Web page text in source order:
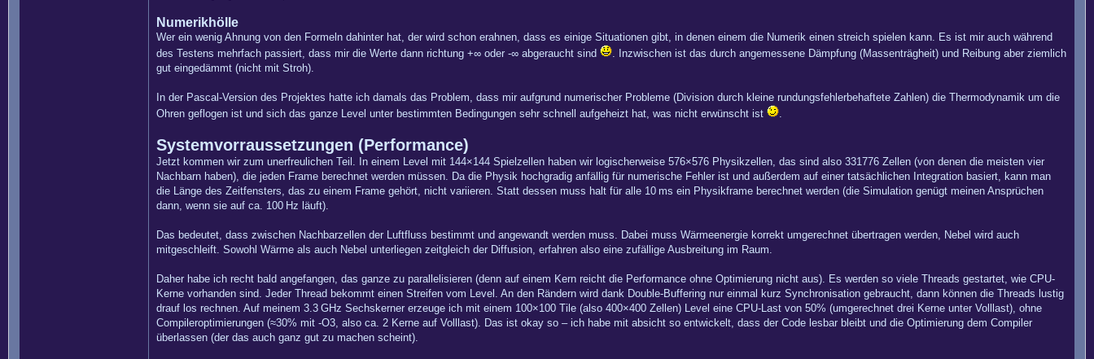
Numerikhölle
Wer ein wenig Ahnung von den Formeln dahinter hat, der wird schon erahnen, dass es einige Situationen gibt, in denen einem die Numerik einen streich spielen kann. Es ist mir auch während
des Testens mehrfach passiert, dass mir die Werte dann richtung +∞ oder -∞ abgeraucht sind
. Inzwischen ist das durch angemessene Dämpfung (Massenträgheit) und Reibung aber ziemlich
gut eingedämmt (nicht mit Stroh).
In der Pascal-Version des Projektes hatte ich damals das Problem, dass mir aufgrund numerischer Probleme (Division durch kleine rundungsfehlerbehaftete Zahlen) die Thermodynamik um die
Ohren geflogen ist und sich das ganze Level unter bestimmten Bedingungen sehr schnell aufgeheizt hat, was nicht erwünscht ist
.
Systemvorraussetzungen (Performance)
Jetzt kommen wir zum unerfreulichen Teil. In einem Level mit 144×144 Spielzellen haben wir logischerweise 576×576 Physikzellen, das sind also 331776 Zellen (von denen die meisten vier
Nachbarn haben), die jeden Frame berechnet werden müssen. Da die Physik hochgradig anfällig für numerische Fehler ist und außerdem auf einer tatsächlichen Integration basiert, kann man
die Länge des Zeitfensters, das zu einem Frame gehört, nicht variieren. Statt dessen muss halt für alle 10 ms ein Physikframe berechnet werden (die Simulation genügt meinen Ansprüchen
dann, wenn sie auf ca. 100 Hz läuft).
Das bedeutet, dass zwischen Nachbarzellen der Luftfluss bestimmt und angewandt werden muss. Dabei muss Wärmeenergie korrekt umgerechnet übertragen werden, Nebel wird auch
mitgeschleift. Sowohl Wärme als auch Nebel unterliegen zeitgleich der Diffusion, erfahren also eine zufällige Ausbreitung im Raum.
Daher habe ich recht bald angefangen, das ganze zu parallelisieren (denn auf einem Kern reicht die Performance ohne Optimierung nicht aus). Es werden so viele Threads gestartet, wie CPU-
Kerne vorhanden sind. Jeder Thread bekommt einen Streifen vom Level. An den Rändern wird dank Double-Buffering nur einmal kurz Synchronisation gebraucht, dann können die Threads lustig
drauf los rechnen. Auf meinem 3.3 GHz Sechskerner erzeuge ich mit einem 100×100 Tile (also 400×400 Zellen) Level eine CPU-Last von 50% (umgerechnet drei Kerne unter Volllast), ohne
Compileroptimierungen (≈30% mit -O3, also ca. 2 Kerne auf Volllast). Das ist okay so – ich habe mit absicht so entwickelt, dass der Code lesbar bleibt und die Optimierung dem Compiler
überlassen (der das auch ganz gut zu machen scheint).